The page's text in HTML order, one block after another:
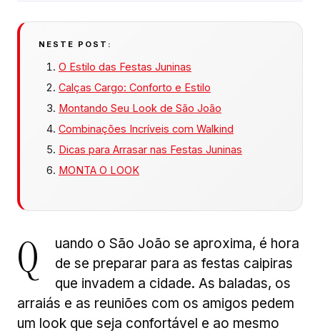
NESTE POST:
O Estilo das Festas Juninas
Calças Cargo: Conforto e Estilo
Montando Seu Look de São João
Combinações Incríveis com Walkind
Dicas para Arrasar nas Festas Juninas
MONTA O LOOK
Q
uando o São João se aproxima, é hora
de se preparar para as festas caipiras
que invadem a cidade. As baladas, os
arraiás e as reuniões com os amigos pedem
um look que seja confortável e ao mesmo